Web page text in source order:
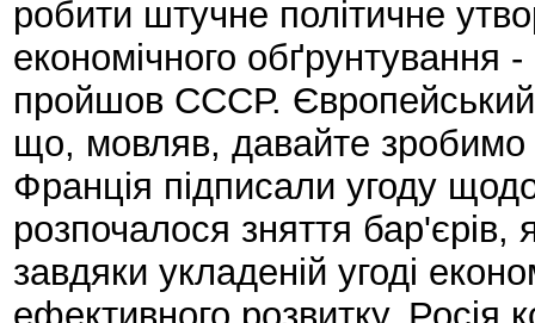
робити штучне політичне
економічного обґрунтування
пройшов СССР. Європейський
що, мовляв, давайте
Франція підписали угоду
розпочалося зняття бар'єрів,
завдяки укладеній угоді